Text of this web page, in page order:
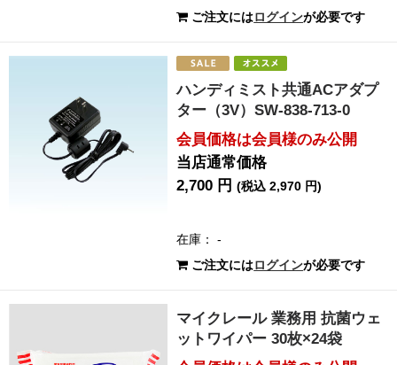
ご注文にはログインが必要です
ハンディミスト共通ACアダプ
ター（3V）SW-838-713-0
会員価格は会員様のみ公開
当店通常価格
2,700 円(税込 2,970 円)
在庫： -
ご注文にはログインが必要です
マイクレール 業務用 抗菌ウェ
ットワイパー 30枚×24袋